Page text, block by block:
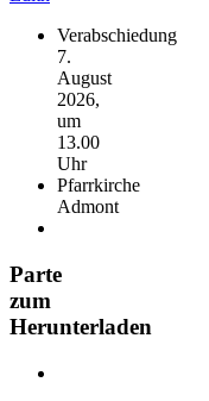
Verabschiedung
7.
August
2026,
um
13.00
Uhr
Pfarrkirche
Admont
Parte
zum
Herunterladen